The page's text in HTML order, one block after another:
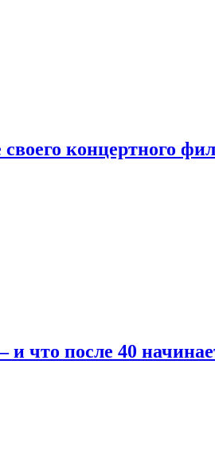
концертного
что после 40